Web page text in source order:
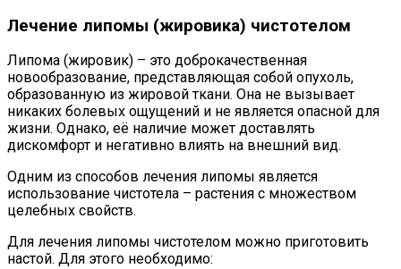
Лечение липомы (жировика) чистотелом
Липома (жировик) – это доброкачественная
новообразование, представляющая собой опухоль,
образованную из жировой ткани. Она не вызывает
никаких болевых ощущений и не является опасной для
жизни. Однако, её наличие может доставлять
дискомфорт и негативно влиять на внешний вид.
Одним из способов лечения липомы является
использование чистотела – растения с множеством
целебных свойств.
Для лечения липомы чистотелом можно приготовить
настой. Для этого необходимо: